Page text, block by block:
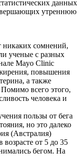
данных
утреннюю
никаких сомнений,
ученые с разных
Mayo Clinic
повышения
а также
всего этого,
человека и
пользы от бега
но это далеко
(Австралия)
от 5 до 35
бегом. На